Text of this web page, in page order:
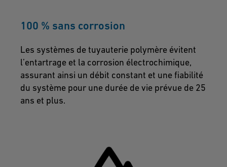
100 % sans corrosion
Les systèmes de tuyauterie polymère évitent
l’entartrage et la corrosion électrochimique,
assurant ainsi un débit constant et une fiabilité
du système pour une durée de vie prévue de 25
ans et plus.